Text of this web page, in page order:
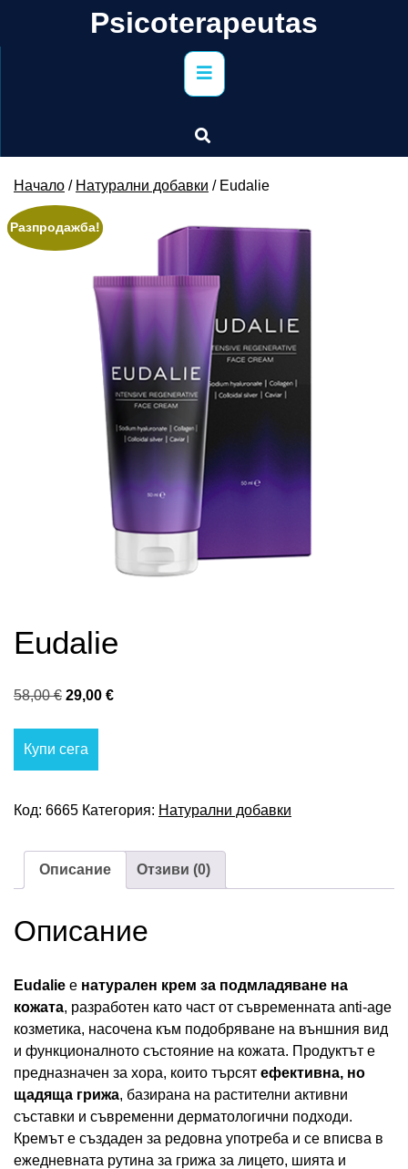
Psicoterapeutas
Primary
Menu
Начало / Натурални добавки / Eudalie
Разпродажба!
Eudalie
58,00€ Original
29,00 €Текущата
Купи сега
Код: 6665 Категория: Натурални добавки
Описание Отзиви (0)
Описание
Eudalie е натурален крем за подмладяване на
кожата, разработен като част от съвременната anti-age
козметика, насочена към подобряване на външния вид
и функционалното състояние на кожата. Продуктът е
предназначен за хора, които търсят ефективна, но
щадяща грижа, базирана на растителни активни
съставки и съвременни дерматологични подходи.
Кремът е създаден за редовна употреба и се вписва в
ежедневната рутина за грижа за лицето, шията и